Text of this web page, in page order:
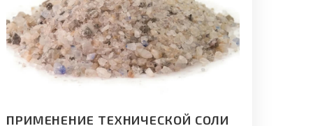
ПРИМЕНЕНИЕ ТЕХНИЧЕСКОЙ СОЛИ